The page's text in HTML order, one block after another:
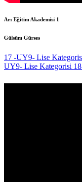
Arı Eğitim Akademisi 1
Gülsüm Gürses
17 -UY9- Lise
UY9- Lise Kategorisi